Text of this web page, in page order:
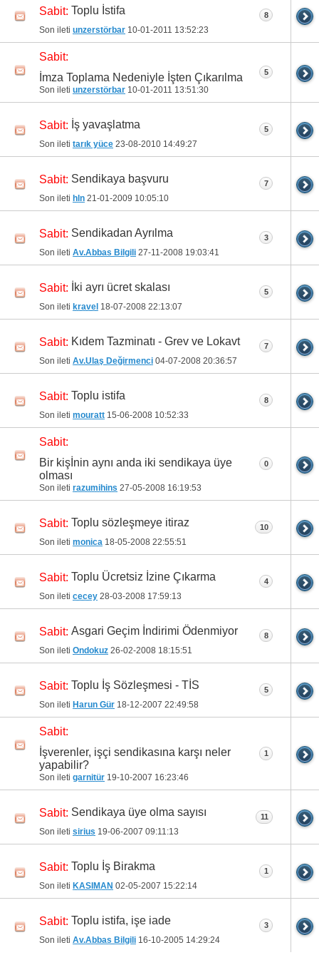
Sabit: Toplu İstifa
Son ileti unzerstörbar 10-01-2011 13:52:23
8
Sabit:
İmza Toplama Nedeniyle İşten Çıkarılma
Son ileti unzerstörbar 10-01-2011 13:51:30
5
Sabit: İş yavaşlatma
Son ileti tarık yüce 23-08-2010 14:49:27
5
Sabit: Sendikaya başvuru
Son ileti hln 21-01-2009 10:05:10
7
Sabit: Sendikadan Ayrılma
Son ileti Av.Abbas Bilgili 27-11-2008 19:03:41
3
Sabit: İki ayrı ücret skalası
Son ileti kravel 18-07-2008 22:13:07
5
Sabit: Kıdem Tazminatı - Grev ve Lokavt
Son ileti Av.Ulaş Değirmenci 04-07-2008 20:36:57
7
Sabit: Toplu istifa
Son ileti mouratt 15-06-2008 10:52:33
8
Sabit:
Bir kişİnin aynı anda iki sendikaya üye
olması
Son ileti razumihins 27-05-2008 16:19:53
0
Sabit: Toplu sözleşmeye itiraz
Son ileti monica 18-05-2008 22:55:51
10
Sabit: Toplu Ücretsiz İzine Çıkarma
Son ileti cecey 28-03-2008 17:59:13
4
Sabit: Asgari Geçim İndirimi Ödenmiyor
Son ileti Ondokuz 26-02-2008 18:15:51
8
Sabit: Toplu İş Sözleşmesi - TİS
Son ileti Harun Gür 18-12-2007 22:49:58
5
Sabit:
İşverenler, işçi sendikasına karşı neler
yapabilir?
Son ileti garnitür 19-10-2007 16:23:46
1
Sabit: Sendikaya üye olma sayısı
Son ileti sirius 19-06-2007 09:11:13
11
Sabit: Toplu İş Birakma
Son ileti KASIMAN 02-05-2007 15:22:14
1
Sabit: Toplu istifa, işe iade
Son ileti Av.Abbas Bilgili 16-10-2005 14:29:24
3